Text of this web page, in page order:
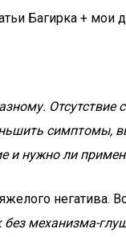
Багирка + мои
симптомы,
и нужно ли
негатива.
механизма-